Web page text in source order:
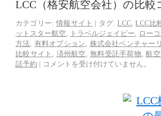
LCC（格安航空会社）の比較
カテゴリー: 情報サイト | タグ: LCC ,LCC比
ットスター航空
トラベルジェイピー ロー
方法 有料オプション 株式会社ベンチャー
比較サイト
済州航空 ,無料受託手荷物 ,航
話予約 | コメントを受け付けていません。